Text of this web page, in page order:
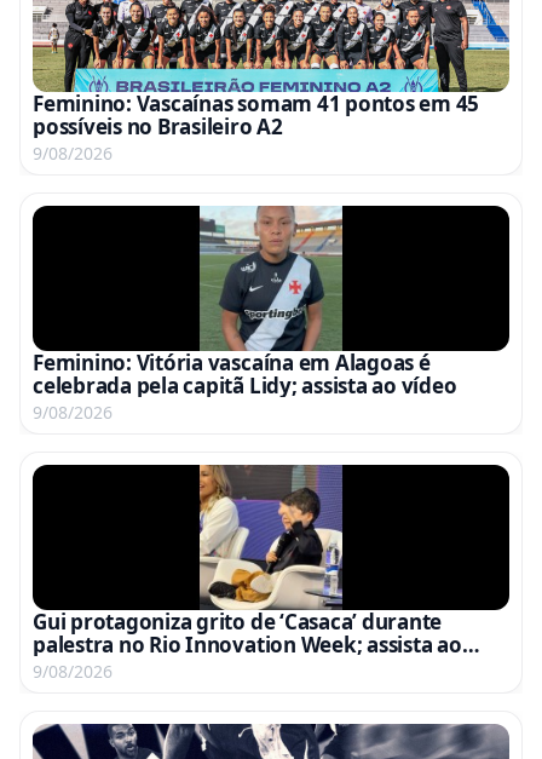
Feminino: Vascaínas somam 41 pontos em 45
possíveis no Brasileiro A2
9/08/2026
Feminino: Vitória vascaína em Alagoas é
celebrada pela capitã Lidy; assista ao vídeo
9/08/2026
Gui protagoniza grito de ‘Casaca’ durante
palestra no Rio Innovation Week; assista ao
vídeo
9/08/2026